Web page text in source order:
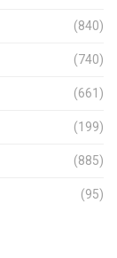
(840)
(740)
(661)
(199)
(885)
(95)